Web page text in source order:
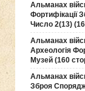
Альманах
Фортифікації
Число 2(13)
Альманах
Археологія
Музей (160
Альманах
Зброя